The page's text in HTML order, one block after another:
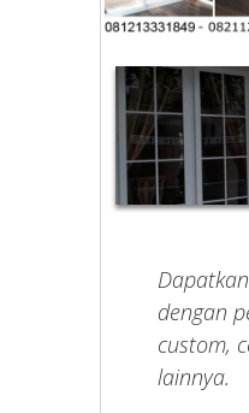
dengan
custom,
lainnya.